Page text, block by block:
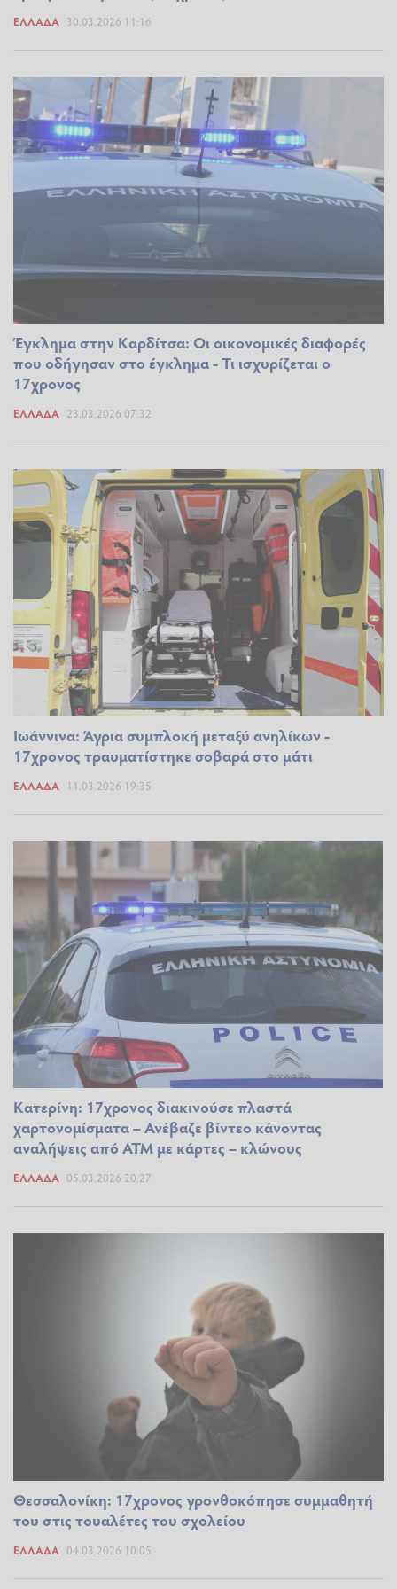
ΕΛΛΆΔΑ 30.03.2026 11:16
Έγκλημα στην Καρδίτσα: Οι οικονομικές διαφορές
που οδήγησαν στο έγκλημα - Τι ισχυρίζεται ο
17χρονος
ΕΛΛΆΔΑ 23.03.2026 07:32
Ιωάννινα: Άγρια συμπλοκή μεταξύ ανηλίκων -
17χρονος τραυματίστηκε σοβαρά στο μάτι
ΕΛΛΆΔΑ 11.03.2026 19:35
Κατερίνη: 17χρονος διακινούσε πλαστά
χαρτονομίσματα – Ανέβαζε βίντεο κάνοντας
αναλήψεις από ΑΤΜ με κάρτες – κλώνους
ΕΛΛΆΔΑ 05.03.2026 20:27
Θεσσαλονίκη: 17χρονος γρονθοκόπησε συμμαθητή
του στις τουαλέτες του σχολείου
ΕΛΛΆΔΑ 04.03.2026 10:05